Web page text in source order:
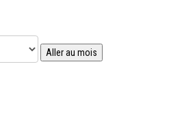
Aller au mois